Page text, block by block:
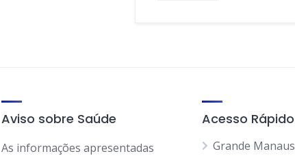
Aviso sobre Saúde
As informações apresentadas
Acesso Rápido
Grande Manaus